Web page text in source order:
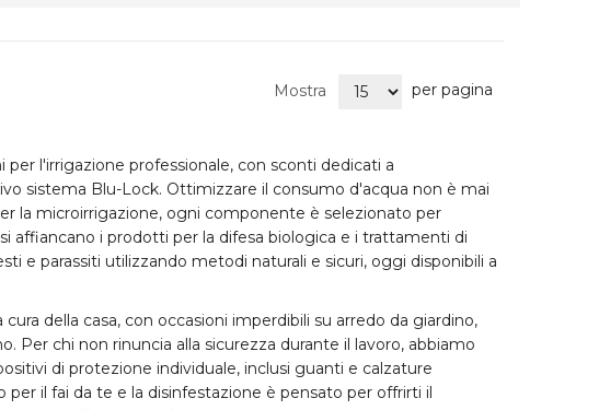
Mostra per pagina
per l'irrigazione professionale, con sconti dedicati a
sistema Blu-Lock. Ottimizzare il consumo d'acqua non è mai
la microirrigazione, ogni componente è selezionato per
affiancano i prodotti per la difesa biologica e i trattamenti di
e parassiti utilizzando metodi naturali e sicuri, oggi disponibili a
della casa, con occasioni imperdibili su arredo da giardino,
chi non rinuncia alla sicurezza durante il lavoro, abbiamo
di protezione individuale, inclusi guanti e calzature
per il fai da te e la disinfestazione è pensato per offrirti il